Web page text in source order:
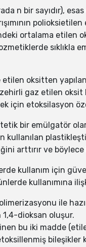
n bir sayıdır),
ortalama etilen
sıklıkla
oksitten
gaz etilen oksit
için etoksilasyon
bir emülgatör
kullanılan
arttırır ve
kullanım için
kullanımına
ile
1,4-dioksan oluşur.
bu iki madde